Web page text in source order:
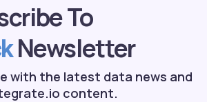
To
Newsletter
with the latest data news and
content.